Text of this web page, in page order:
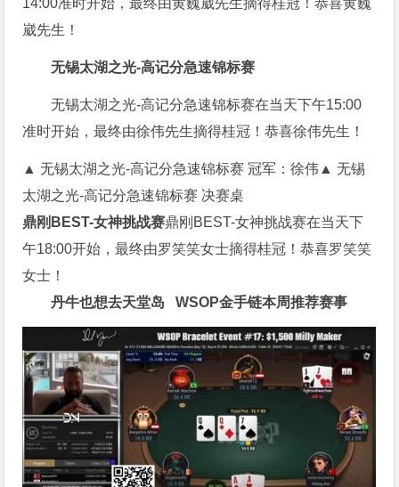
崴先生！
无锡太湖之光-高记分急速锦标赛
无锡太湖之光-高记分急速锦标赛在当天下午15:00
准时开始，最终由徐伟先生摘得桂冠！恭喜徐伟先生！
▲ 无锡太湖之光-高记分急速锦标赛 冠军：徐伟▲ 无锡
太湖之光-高记分急速锦标赛 决赛桌
鼎刚BEST-女神挑战赛鼎刚BEST-女神挑战赛在当天下
午18:00开始，最终由罗笑笑女士摘得桂冠！恭喜罗笑笑
女士！
丹牛也想去天堂岛WSOP金手链本周推荐赛事